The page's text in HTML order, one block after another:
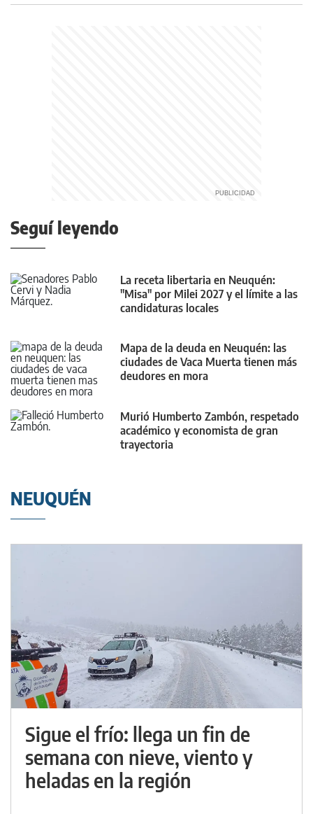
Seguí leyendo
La receta libertaria en Neuquén:
"Misa" por Milei 2027 y el límite a las
candidaturas locales
Mapa de la deuda en Neuquén: las
ciudades de Vaca Muerta tienen más
deudores en mora
Murió Humberto Zambón, respetado
académico y economista de gran
trayectoria
NEUQUÉN
Sigue el frío: llega un fin de
semana con nieve, viento y
heladas en la región